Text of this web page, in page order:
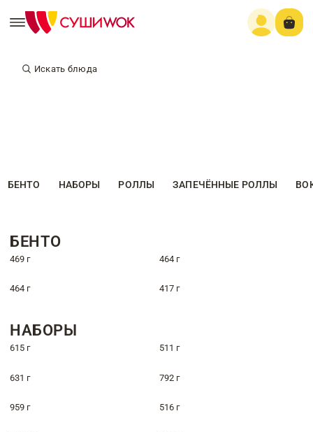
Искать блюда
БЕНТО НАБОРЫ РОЛЛЫ ЗАПЕЧЁННЫЕ РОЛЛЫ
БЕНТО
469 г 464 г
464 г 417 г
НАБОРЫ
615 г 511 г
631 г 792 г
959 г 516 г